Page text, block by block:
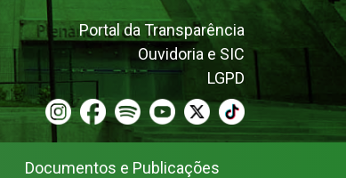
Portal da Transparência
Ouvidoria e SIC
LGPD
Documentos e Publicações